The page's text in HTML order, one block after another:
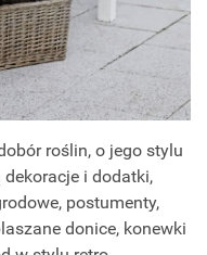
roślin, o jego stylu
i dodatki,
postumenty,
donice, konewki